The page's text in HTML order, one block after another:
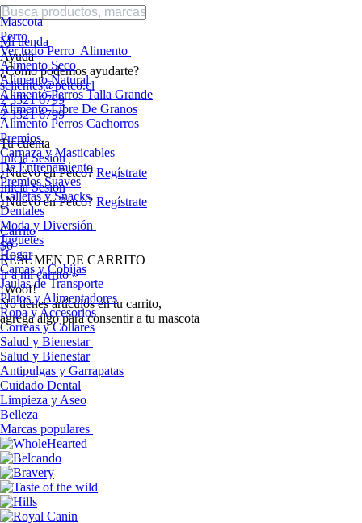
Mi tienda
Ayuda
¿Cómo podemos ayudarte?
sclientes@petco.cl
2 3321 6799
2 3321 6799
Tu cuenta
Inicia Sesión
¿Nuevo en Petco? Regístrate
Inicia Sesión
¿Nuevo en Petco? Regístrate
Carrito
$0
RESUMEN DE CARRITO
Ir a mi carrito »
¡Woof!
No tíenes artículos en tu carrito,
agrega algo para consentir a tu mascota
Mascota
Perro
Ver todo Perro Alimento
Alimento Seco
Alimento Natural
Alimento Perros Talla Grande
Alimento Libre De Granos
Alimento Perros Cachorros
Premios
Carnaza y Masticables
De Entrenamiento
Premios Suaves
Galletas y Snacks
Dentales
Moda y Diversión
Juguetes
Hogar
Camas y Cobijas
Jaulas de Transporte
Platos y Alimentadores
Ropa y Accesorios
Correas y Collares
Salud y Bienestar
Salud y Bienestar
Antipulgas y Garrapatas
Cuidado Dental
Limpieza y Aseo
Belleza
Marcas populares